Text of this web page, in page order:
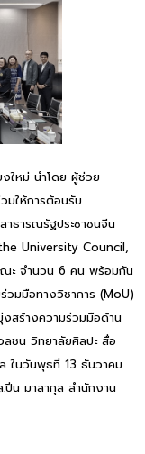
ใหม่ นำโดย ผู้ช่วย
มให้การต้อนรับ
ธารณรัฐประชาชนจีน
University Council,
ะ จำนวน 6 คน พร้อมกัน
มมือทางวิชาการ (MoU)
สร้างความร่วมมือด้าน
ลชน วิทยาลัยศิลปะ สื่อ
ในวันพุธที่ 13 ธันวาคม
น มาลากุล สำนักงาน